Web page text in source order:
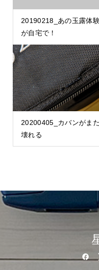
20190218_あの玉露体
が自宅で！
20200405_カバンがまた
壊れる